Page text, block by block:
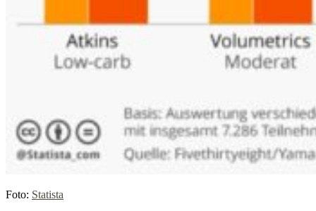
Foto: Statista